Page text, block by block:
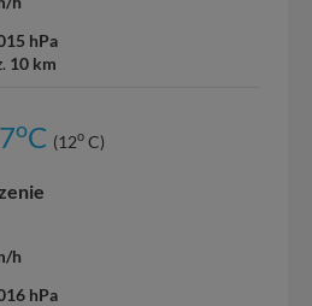
hPa
10 km
oC (12o C)
h
hPa